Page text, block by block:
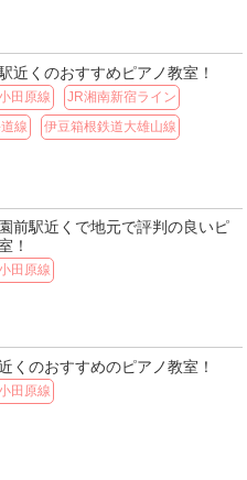
近くのおすすめピアノ教室！
田原線
JR湘南新宿ライン
線
伊豆箱根鉄道大雄山線
前駅近くで地元で評判の良いピ
！
田原線
くのおすすめのピアノ教室！
田原線